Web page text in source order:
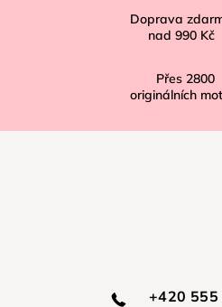
Doprava
nad 990 Kč
Přes 2800
originálních
+420